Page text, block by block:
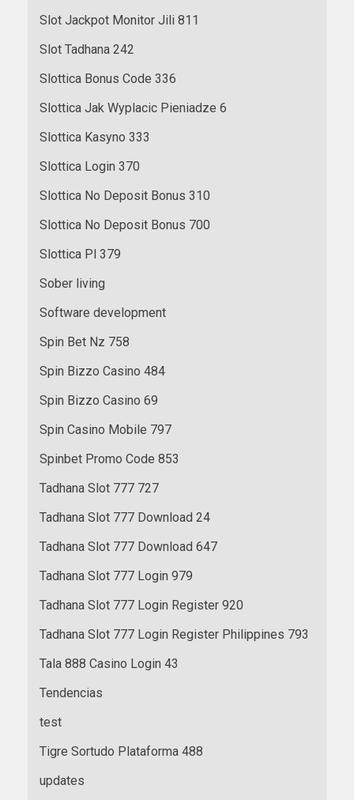
Slot Jackpot Monitor Jili 811
Slot Tadhana 242
Slottica Bonus Code 336
Slottica Jak Wyplacic Pieniadze 6
Slottica Kasyno 333
Slottica Login 370
Slottica No Deposit Bonus 310
Slottica No Deposit Bonus 700
Slottica Pl 379
Sober living
Software development
Spin Bet Nz 758
Spin Bizzo Casino 484
Spin Bizzo Casino 69
Spin Casino Mobile 797
Spinbet Promo Code 853
Tadhana Slot 777 727
Tadhana Slot 777 Download 24
Tadhana Slot 777 Download 647
Tadhana Slot 777 Login 979
Tadhana Slot 777 Login Register 920
Tadhana Slot 777 Login Register Philippines 793
Tala 888 Casino Login 43
Tendencias
test
Tigre Sortudo Plataforma 488
updates